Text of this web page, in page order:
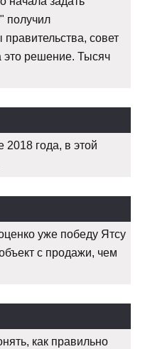
получил
совет
это решение. Тысяч
2018 года, в этой
уже победу Ятсу
с продажи, чем
как правильно